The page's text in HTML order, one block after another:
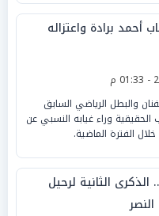
برادة واعتزاله
والبطل الرياضي السابق
الحقيقية وراء غيابه النسبي عن
الفترة الماضية.
الثانية لرحيل